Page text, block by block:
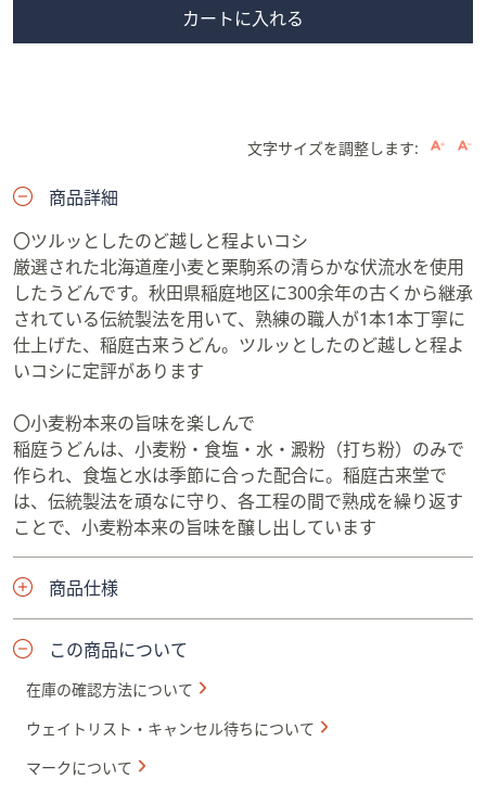
カートに入れる
文字サイズを調整します:
商品詳細
〇ツルッとしたのど越しと程よいコシ
厳選された北海道産小麦と栗駒系の清らかな伏流水を使用
したうどんです。秋田県稲庭地区に300余年の古くから継承
されている伝統製法を用いて、熟練の職人が1本1本丁寧に
仕上げた、稲庭古来うどん。ツルッとしたのど越しと程よ
いコシに定評があります
〇小麦粉本来の旨味を楽しんで
稲庭うどんは、小麦粉・食塩・水・澱粉（打ち粉）のみで
作られ、食塩と水は季節に合った配合に。稲庭古来堂で
は、伝統製法を頑なに守り、各工程の間で熟成を繰り返す
ことで、小麦粉本来の旨味を醸し出しています
商品仕様
この商品について
在庫の確認方法について
ウェイトリスト・キャンセル待ちについて
マークについて